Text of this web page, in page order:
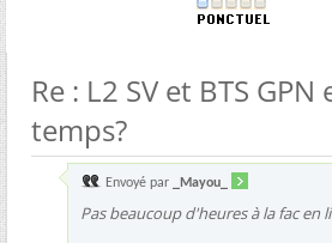
Re : L2 SV et BTS
temps?
Envoyé par _Mayou_
Pas beaucoup d'heures à la fac en